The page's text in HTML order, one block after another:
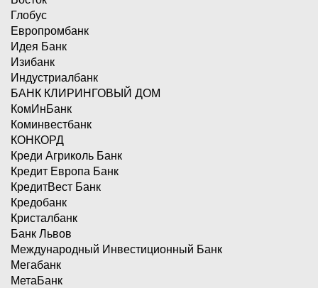
Глобус
Европромбанк
Идея Банк
Изибанк
Индустриалбанк
БАНК КЛИРИНГОВЫЙ ДОМ
КомИнБанк
Коминвестбанк
КОНКОРД
Креди Агриколь Банк
Кредит Европа Банк
КредитВест Банк
Кредобанк
Кристалбанк
Банк Львов
Международный Инвестиционный Банк
Мегабанк
МетаБанк